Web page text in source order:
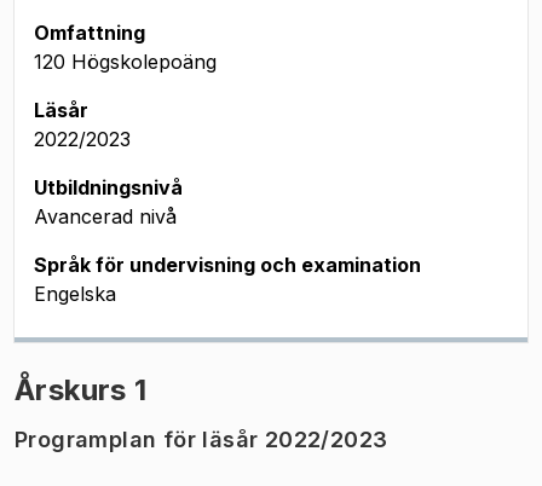
Omfattning
120 Högskolepoäng
Läsår
2022/2023
Utbildningsnivå
Avancerad nivå
Språk för undervisning och examination
Engelska
Årskurs 1
Programplan för läsår 2022/2023